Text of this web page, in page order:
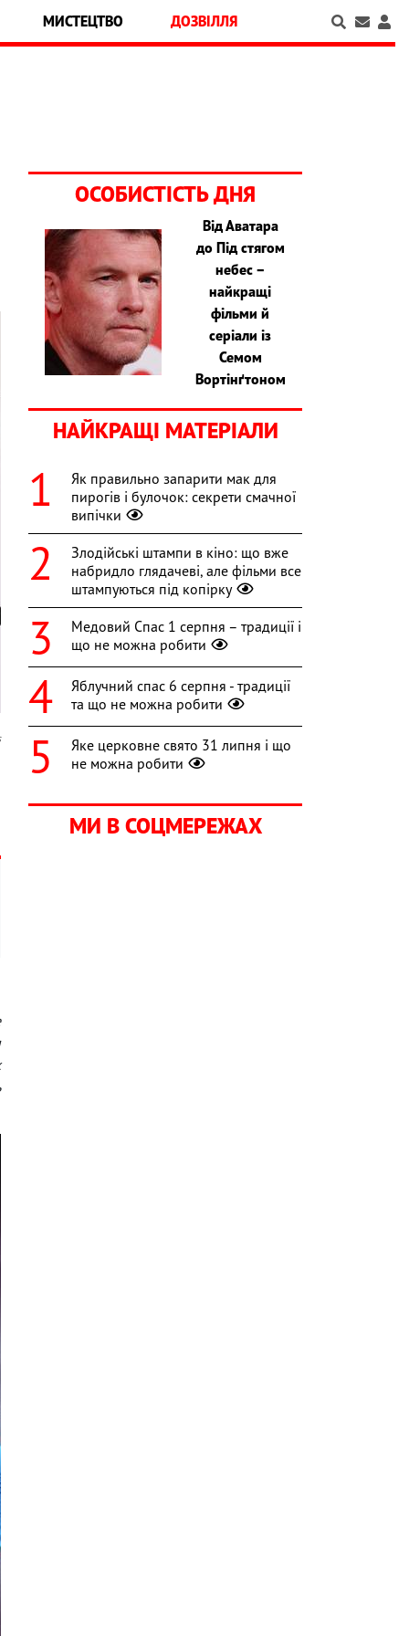
МИСТЕЦТВО ДОЗВІЛЛЯ
ОСОБИСТІСТЬ ДНЯ
Від Аватара
до Під стягом
небес –
найкращі
фільми й
серіали із
Семом
Вортінґтоном
НАЙКРАЩІ МАТЕРІАЛИ
Як правильно запарити мак для
пирогів і булочок: секрети смачної
випічки
Злодійські штампи в кіно: що вже
набридло глядачеві, але фільми все
штампуються під копірку
Медовий Спас 1 серпня – традиції і
що не можна робити
Яблучний спас 6 серпня - традиції
та що не можна робити
Яке церковне свято 31 липня і що
не можна робити
МИ В СОЦМЕРЕЖАХ